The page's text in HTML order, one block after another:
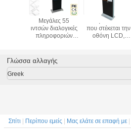
Μεγάλες 55
ιντσών διαλογικές
πληροφοριών
συστημάτων
σηματοδότησης
ψηφιακές
πάτωμα 32 ίντσας
που στέκεται την
οθόνη LCD,
σηματοδότησης
ψηφιακός
Γλώσσα αλλαγής
Greek
Σπίτι Περίπου εμείς Μας ελάτε σε επαφή με